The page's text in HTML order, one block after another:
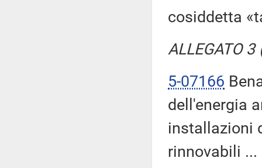
cosiddetta
ALLEGATO
5-07166
dell'energia
installazioni
rinnovabili ...